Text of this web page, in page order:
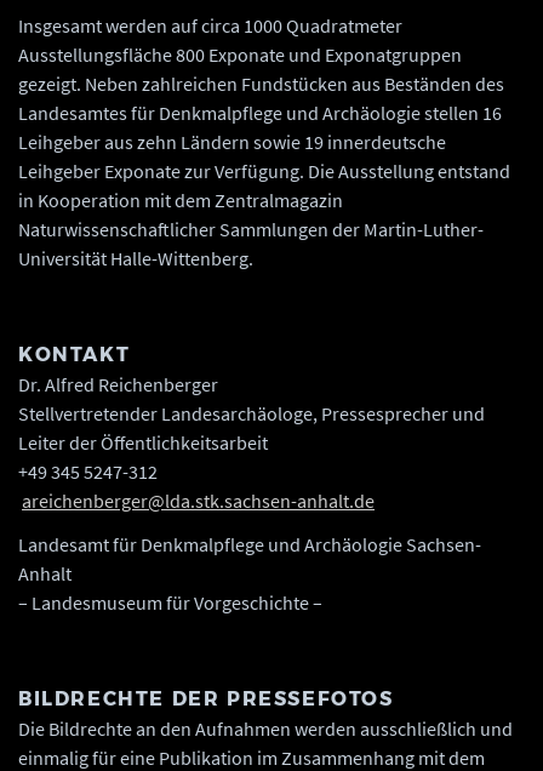
Insgesamt werden auf circa 1000 Quadratmeter
Ausstellungsfläche 800 Exponate und Exponatgruppen
gezeigt. Neben zahlreichen Fundstücken aus Beständen des
Landesamtes für Denkmalpflege und Archäologie stellen 16
Leihgeber aus zehn Ländern sowie 19 innerdeutsche
Leihgeber Exponate zur Verfügung. Die Ausstellung entstand
in Kooperation mit dem Zentralmagazin
Naturwissenschaftlicher Sammlungen der Martin-Luther-
Universität Halle-Wittenberg.
KONTAKT
Dr. Alfred Reichenberger
Stellvertretender Landesarchäologe, Pressesprecher und
Leiter der Öffentlichkeitsarbeit
+49 345 5247-312
areichenberger@lda.stk.sachsen-anhalt.de
Landesamt für Denkmalpflege und Archäologie Sachsen-
Anhalt
– Landesmuseum für Vorgeschichte –
BILDRECHTE DER PRESSEFOTOS
Die Bildrechte an den Aufnahmen werden ausschließlich und
einmalig für eine Publikation im Zusammenhang mit dem